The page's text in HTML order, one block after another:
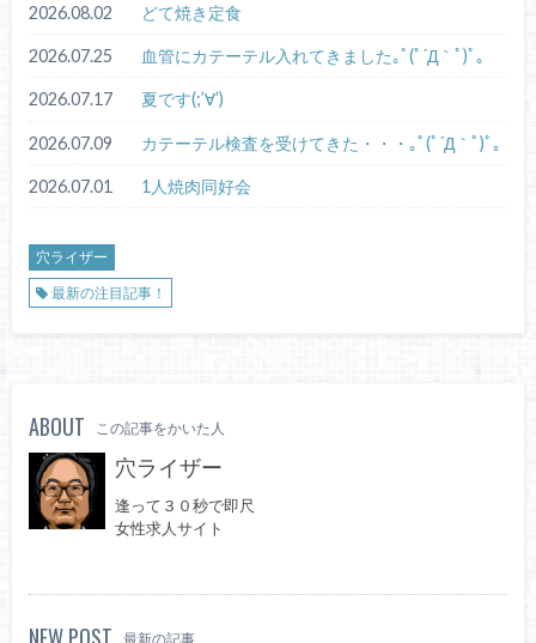
2026.08.02 どて焼き定食
2026.07.25 血管にカテーテル入れてきました｡ﾟ(ﾟ´Д｀ﾟ)ﾟ｡
2026.07.17 夏です(;’∀’)
2026.07.09 カテーテル検査を受けてきた・・・｡ﾟ(ﾟ´Д｀ﾟ)ﾟ｡
2026.07.01 1人焼肉同好会
穴ライザー
最新の注目記事！
ABOUT この記事をかいた人
穴ライザー
逢って３０秒で即尺
女性求人サイト
NEW POST 最新の記事